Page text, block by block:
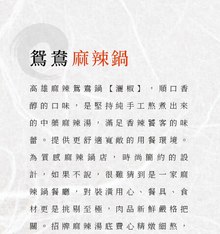
鴛鴦麻辣鍋
高雄麻辣鴛鴦鍋【灑椒】，順口香
醇的口味，是堅持純手工熬煮出來
的中藥麻辣湯，滿足香辣饕客的味
蕾。提供更舒適寬敞的用餐環境。
為質感麻辣鍋店，時尚簡約的設
計，如果不說，很難猜到是一家麻
辣鍋餐廳，對裝潢用心、餐具、食
材更是挑剔至極，肉品新鮮嚴格把
關。招牌麻辣湯底費心精燉細熬，